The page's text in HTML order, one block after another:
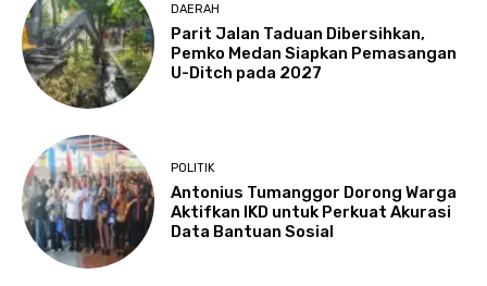
DAERAH
Parit Jalan Taduan Dibersihkan,
Pemko Medan Siapkan Pemasangan
U-Ditch pada 2027
POLITIK
Antonius Tumanggor Dorong Warga
Aktifkan IKD untuk Perkuat Akurasi
Data Bantuan Sosial